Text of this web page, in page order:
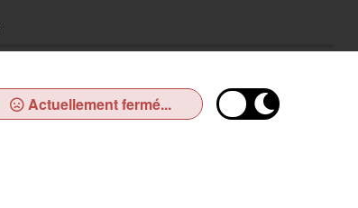
Actuellement fermé...